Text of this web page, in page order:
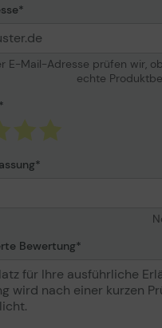
E-Mail-Adresse prüfen wir,
echte
Bewertung